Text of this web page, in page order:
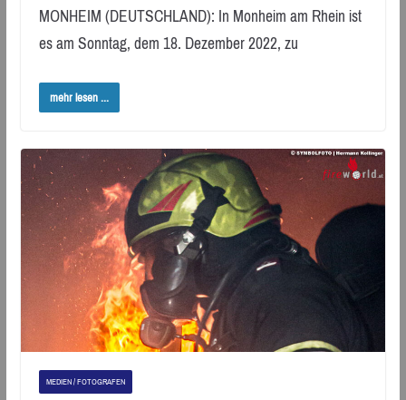
MONHEIM (DEUTSCHLAND): In Monheim am Rhein ist
es am Sonntag, dem 18. Dezember 2022, zu
mehr lesen ...
MEDIEN / FOTOGRAFEN